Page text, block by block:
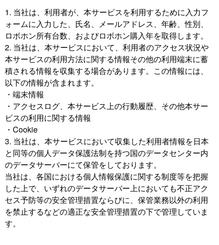
当社は、利用者が、本サービスを利用するために入力フ
ォームに入力した、氏名、メールアドレス、年齢、性別、
ロボホン所有台数、およびロボホン購入年を取得します。
当社は、本サービスにおいて、利用者のアクセス状況や
本サービスの利用方法に関する情報その他の利用端末に蓄
積される情報を収集する場合があります。この情報には、
以下の情報が含まれます。
・端末情報
・アクセスログ、本サービス上の行動履歴、その他本サー
ビスの利用に関する情報
・Cookie
当社は、本サービスにおいて収集した利用者情報を日本
と同等の個人データ保護法制を持つ国のデータセンター内
のデータサーバーにて保管をしております。
当社は、各国における個人情報保護に関する制度等を把握
した上で、いずれのデータサーバー上においても不正アク
セス予防等の安全管理措置ならびに、保管業務以外の利用
を禁止するなどの適正な安全管理措置の下で管理していま
す。